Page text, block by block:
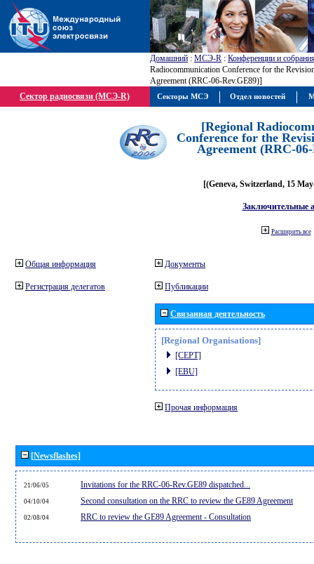
Домашний : МСЭ-R : Конференции и
Radiocommunication Conference for the
Agreement (RRC-06-Rev.GE89)]
Сектор радиосвязи (МСЭ-R)
[Regional
Conference for the
Agreement (RRC-
[(Geneva, Switzerland, 15
Заключительные
Расширить все
Общая информация
Регистрация делегатов
Документы
Публикации
Связанная деятельность
[Regional Organisations]
[CEPT]
[EBU]
Прочая информация
[Newsflashes]
21/06/05 Invitations for the RRC-06-Rev.GE89 dispatched...
04/10/04 Second consultation on the RRC to review the GE89 Agreement
02/08/04 RRC to review the GE89 Agreement - Consultation
Секторы МСЭ Отдел новостей